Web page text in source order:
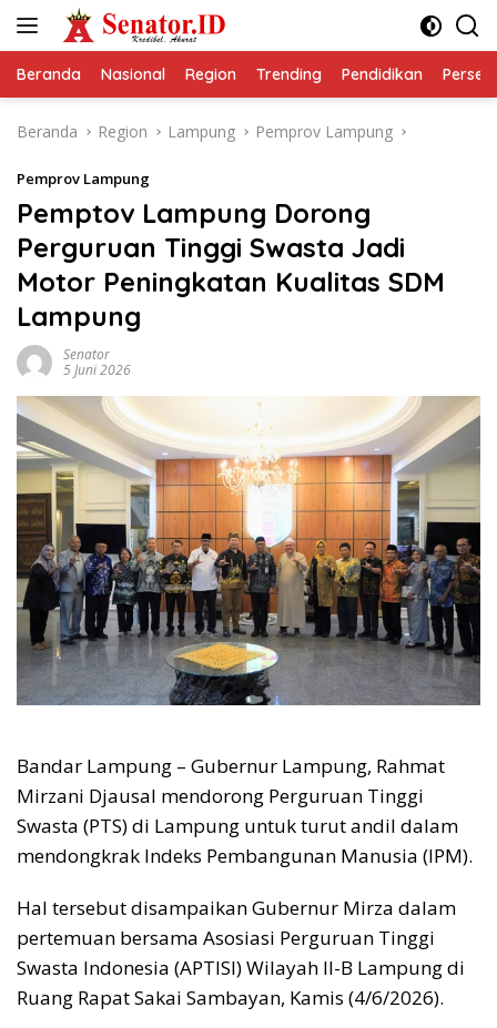
Beranda Nasional Region Trending Pendidikan
Beranda Region Lampung Pemprov Lampung
Pemprov Lampung
Pemptov Lampung Dorong
Perguruan Tinggi Swasta Jadi
Motor Peningkatan Kualitas SDM
Lampung
Senator
5 Juni 2026
Bandar Lampung – Gubernur Lampung, Rahmat
Mirzani Djausal mendorong Perguruan Tinggi
Swasta (PTS) di Lampung untuk turut andil dalam
mendongkrak Indeks Pembangunan Manusia (IPM).
Hal tersebut disampaikan Gubernur Mirza dalam
pertemuan bersama Asosiasi Perguruan Tinggi
Swasta Indonesia (APTISI) Wilayah II-B Lampung di
Ruang Rapat Sakai Sambayan, Kamis (4/6/2026).